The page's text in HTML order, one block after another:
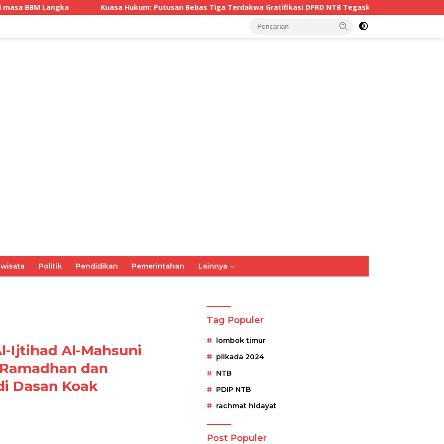
Kuasa Hukum: Putusan Bebas Tiga Terdakwa Gratifikasi DPRD NTB Tegaskan Keadilan Berdasarkan Fakta
Politik Pendidikan Pemerintahan Lainnya
Ijtihad Al-Mahsuni
dan
Dasan Koak
Tag Populer
lombok timur
pilkada 2024
NTB
PDIP NTB
rachmat hidayat
Post Populer